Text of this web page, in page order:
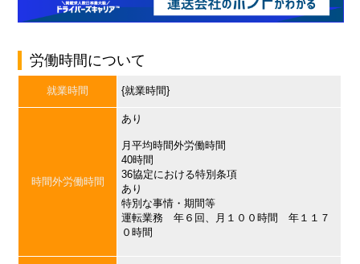
労働時間について
就業時間 {就業時間}
時間外労働時間
あり
月平均時間外労働時間
40時間
36協定における特別条項
あり
特別な事情・期間等
運転業務 年６回、月１００時間 年１１７
０時間